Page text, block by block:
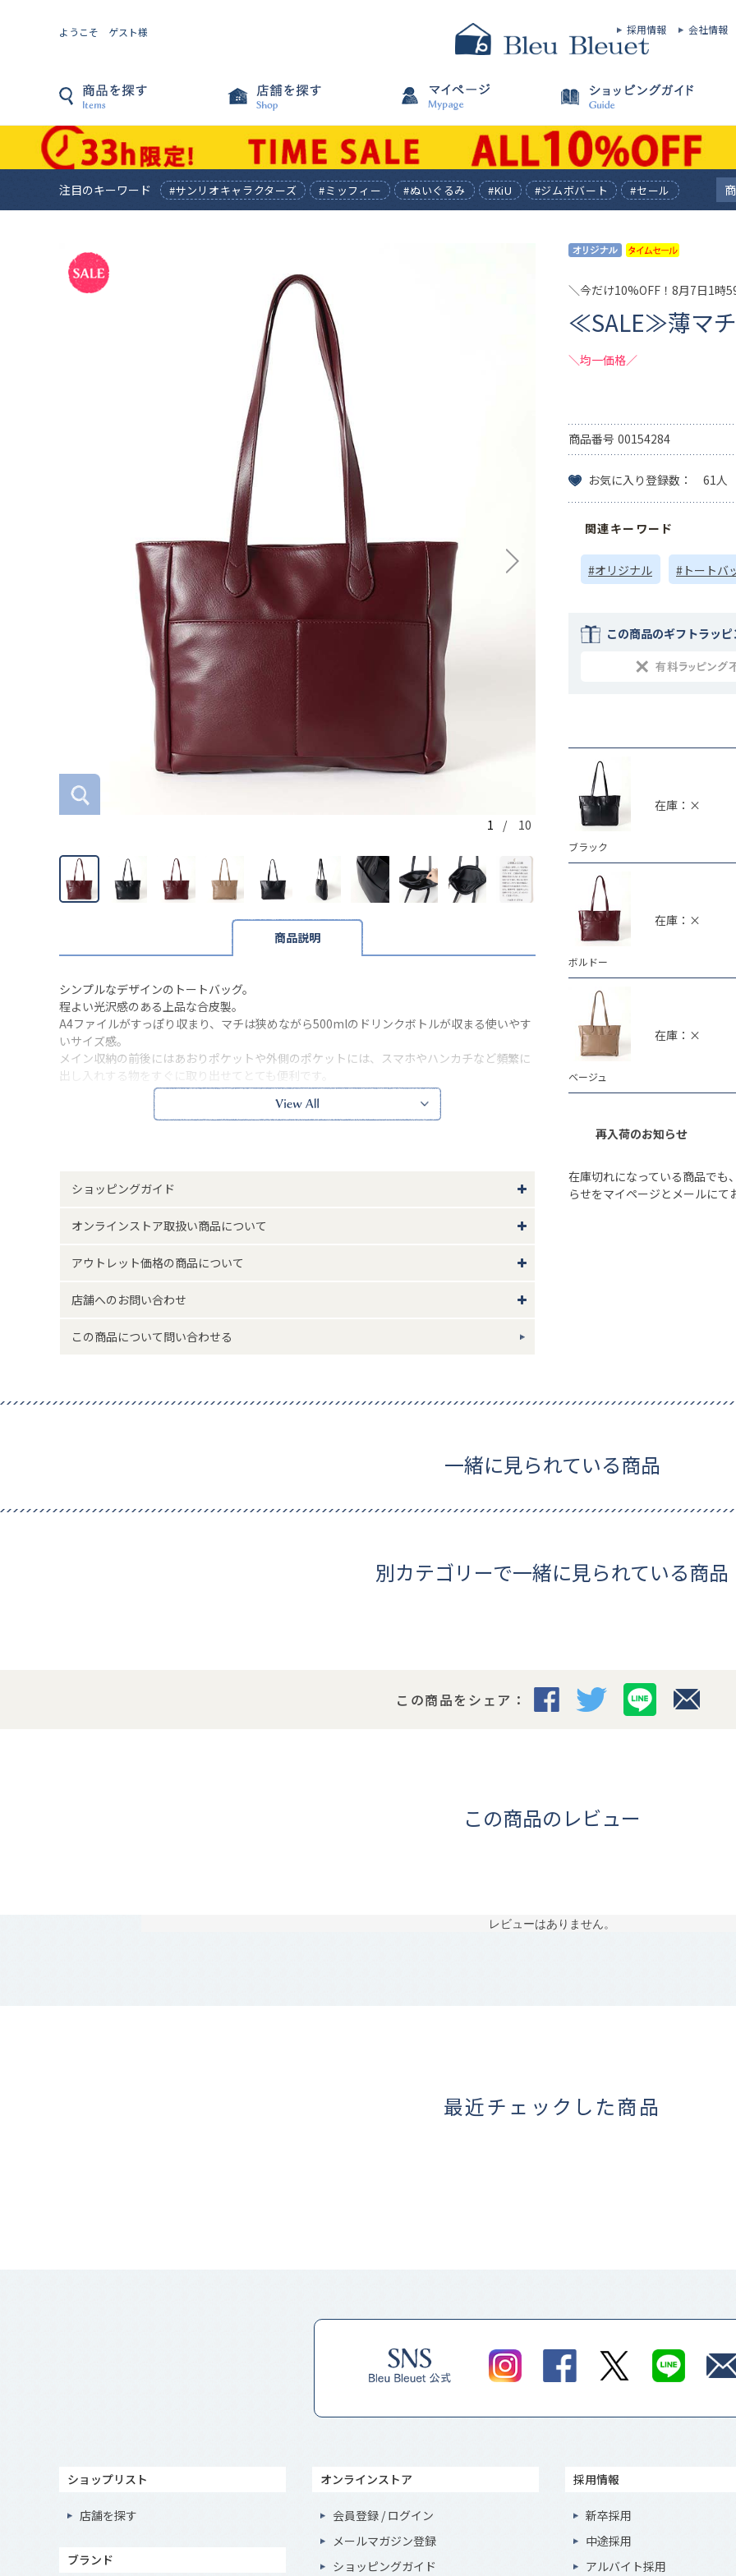
ようこそ ゲスト様 採用情報 会社情報
注目のキーワード #サンリオキャラクターズ #ミッフィー #ぬいぐるみ #KiU #ジムボバート #セール
ブラック
1 / 10
商品説明
シンプルなデザインのトートバッグ。
程よい光沢感のある上品な合皮製。
A4ファイルがすっぽり収まり、マチは狭めながら500mlのドリンクボトルが収まる使いやす
いサイズ感。
メイン収納の前後にはあおりポケットや外側のポケットには、スマホやハンカチなど頻繁に
出し入れする物をすぐに取り出せてとても便利です。
さらに内側には仕分けに便利なポケットが3つ付いています。
シンプルながらポケットが充実したちょうどよい収納力、普段使いからビジネスまで幅広い
【ポケット】
内側：オープンポケット×2、ファスナーポケット×1
※実物の色味に近づけて撮影していますが、ご使用の端末やモニター環境により、実際の色
サイズ詳細(cm)約
素材・原材料
ショッピングガイド
オンラインストア取扱い商品について
アウトレット価格の商品について
店舗へのお問い合わせ
この商品について問い合わせる
＼今だけ10%OFF！8月7日1時
≪SALE≫薄マ
＼均一価格／
商品番号 00154284
お気に入り登録数： 61人
関連キーワード
#オリジナル #トートバ
この商品のギフトラッ
ブラック
在庫：×
ボルドー
在庫：×
ベージュ
在庫：×
再入荷のお知らせ
在庫切れになっている商品でも
らせをマイページとメールに
一緒に見られている商品
別カテゴリーで一緒に見られている商品
この商品をシェア：
この商品のレビュー
レビューはありません。
最近チェックした商品
ショップリスト
店舗を探す
ブランド
オンラインストア
会員登録 / ログイン
メールマガジン登録
ショッピングガイド
採用情報
新卒採用
中途採用
アルバイト採用